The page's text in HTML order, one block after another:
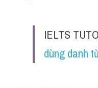
Đề thi thật Task 2
Speaking
IELTS
dùng danh